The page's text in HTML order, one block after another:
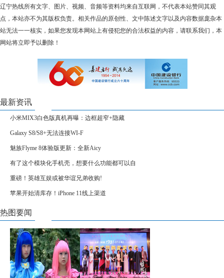
辽宁热线所有文字、图片、视频、音频等资料均来自互联网，不代表本站赞同其观
点，本站亦不为其版权负责。相关作品的原创性、文中陈述文字以及内容数据庞杂本
站无法一一核实，如果您发现本网站上有侵犯您的合法权益的内容，请联系我们，本
网站将立即予以删除！
最新资讯
小米MIX3白色版真机再曝：边框超窄+隐藏
Galaxy S8/S8+无法连接WI-F
魅族Flyme 8体验版更新：全新Aicy
有了这个模块化手机壳，想要什么功能都可以自
重磅！英雄互娱或被华谊兄弟收购!
苹果开始清库存！iPhone 11线上渠道
热图要闻